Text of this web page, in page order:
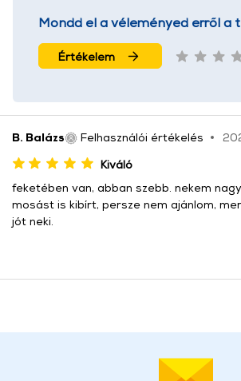
Mondd el a véleményed erről a
Értékelem
B. Balázs Felhasználói értékelés
Kiváló
feketében van, abban szebb. nekem
mosást is kibírt, persze nem ajánlom,
jót neki.